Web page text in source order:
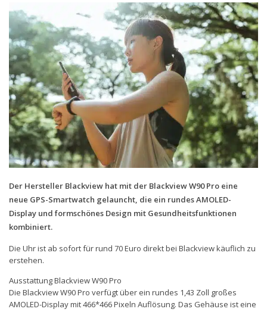
Smartphonetarife
Datentarife
o2
Smartphonetarife
Prepaid-Tarife
Datentarife
Flatrate-Prepaidtarife
Mobilfunk-Vergleichsrechner
Mobilfunk-Tarifrechner
Flatrate-Datentarife
Der Hersteller Blackview hat mit der Blackview W90 Pro eine
neue GPS-Smartwatch gelauncht, die ein rundes AMOLED-
Display und formschönes Design mit Gesundheitsfunktionen
kombiniert.
Die Uhr ist ab sofort für rund 70 Euro direkt bei Blackview käuflich zu
erstehen.
Ausstattung Blackview W90 Pro
Die Blackview W90 Pro verfügt über ein rundes 1,43 Zoll großes
AMOLED-Display mit 466*466 Pixeln Auflösung. Das Gehäuse ist eine